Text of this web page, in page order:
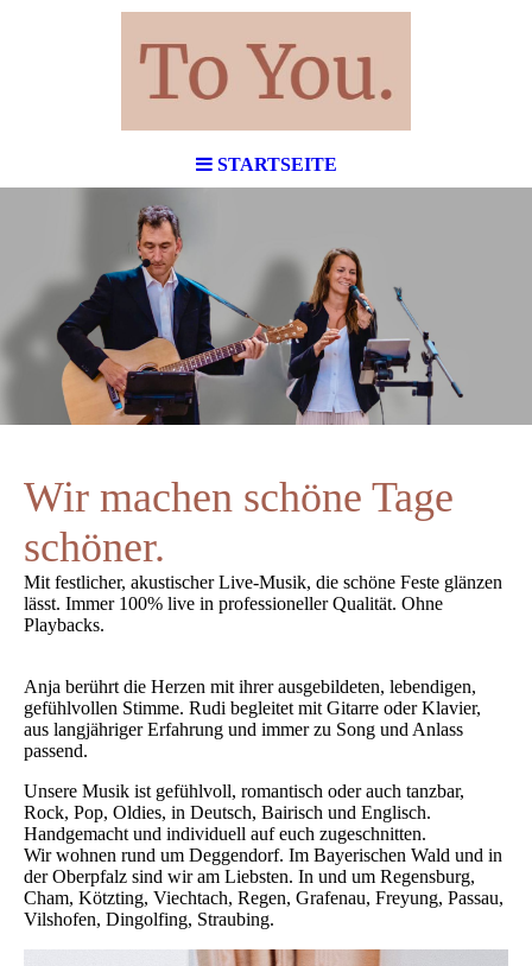
STARTSEITE
dich
Wir machen schöne Tage
schöner.
Mit festlicher, akustischer Live-Musik, die schöne Feste glänzen
lässt. Immer 100% live in professioneller Qualität. Ohne
Playbacks.
Anja berührt die Herzen mit ihrer ausgebildeten, lebendigen,
gefühlvollen Stimme. Rudi begleitet mit Gitarre oder Klavier,
aus langjähriger Erfahrung und immer zu Song und Anlass
passend.
Unsere Musik ist gefühlvoll, romantisch oder auch tanzbar,
Rock, Pop, Oldies, in Deutsch, Bairisch und Englisch.
Handgemacht und individuell auf euch zugeschnitten.
Wir wohnen rund um Deggendorf. Im Bayerischen Wald und in
der Oberpfalz sind wir am Liebsten. In und um Regensburg,
Cham, Kötzting, Viechtach, Regen, Grafenau, Freyung, Passau,
Vilshofen, Dingolfing, Straubing.